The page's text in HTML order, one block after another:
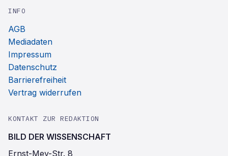
INFO
AGB
Mediadaten
Impressum
Datenschutz
Barrierefreiheit
Vertrag widerrufen
KONTAKT ZUR REDAKTION
BILD DER WISSENSCHAFT
Ernst-Mey-Str. 8